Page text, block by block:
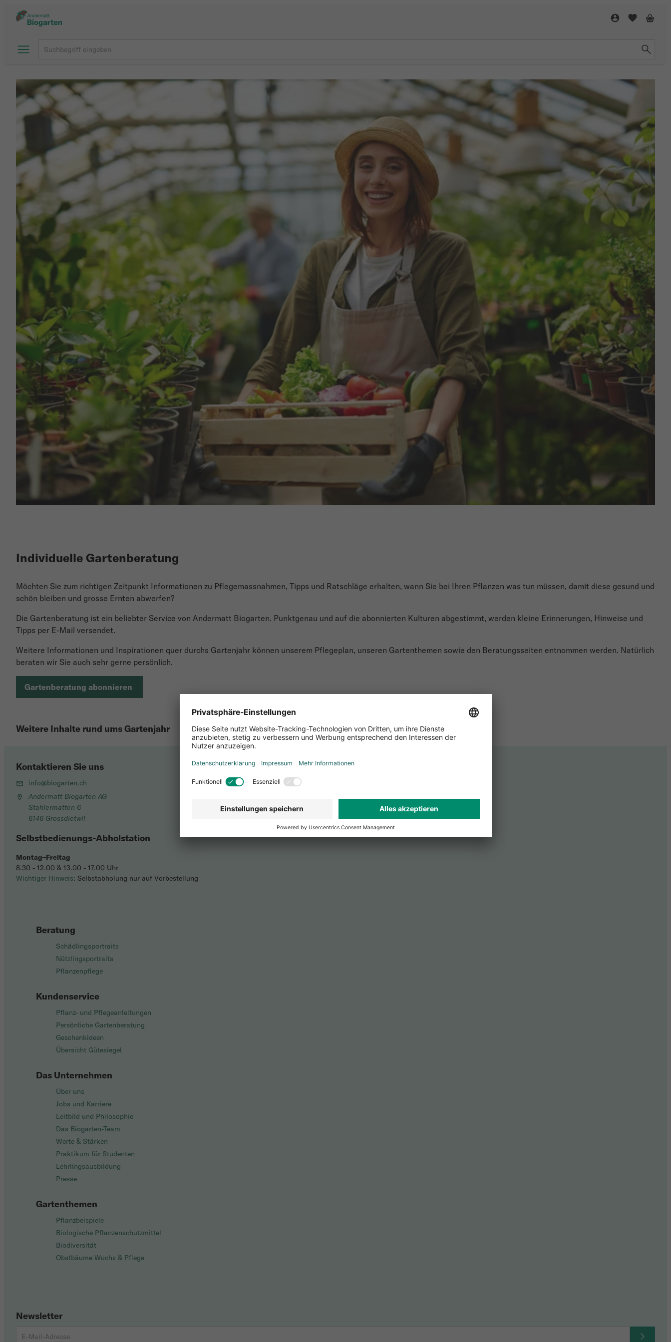
Individuelle Gartenberatung
Möchten Sie zum richtigen Zeitpunkt Informationen zu Pflegemassnahmen, Tipps und Ratschläge erhalten, wann Sie bei Ihren Pflanzen was tun müssen, damit diese gesund und
schön bleiben und grosse Ernten abwerfen?
Die Gartenberatung ist ein beliebter Service von Andermatt Biogarten. Punktgenau und auf die abonnierten Kulturen abgestimmt, werden kleine Erinnerungen, Hinweise und
Tipps per E-Mail versendet.
Weitere Informationen und Inspirationen quer durchs Gartenjahr können unserem Pflegeplan, unseren Gartenthemen sowie den Beratungsseiten entnommen werden. Natürlich
beraten wir Sie auch sehr gerne persönlich.
Gartenberatung abonnieren
Weitere Inhalte rund ums Gartenjahr
Beratung
Schädlingsportraits
Nützlingsportraits
Pflanzenpflege
Kundenservice
Pflanz- und Pflegeanleitungen
Persönliche Gartenberatung
Geschenkideen
Übersicht Gütesiegel
Das Unternehmen
Über uns
Jobs und Karriere
Leitbild und Philosophie
Das Biogarten-Team
Werte & Stärken
Praktikum für Studenten
Lehrlingsausbildung
Presse
Gartenthemen
Pflanzbeispiele
Biologische Pflanzenschutzmittel
Biodiversität
Obstbäume Wuchs & Pflege
Newsletter
Kontaktieren Sie uns
info@biogarten.ch
Andermatt Biogarten AG
Stahlermatten 6
6146 Grossdietwil
Selbstbedienungs-Abholstation
Montag–Freitag
8.30 - 12.00 & 13.00 - 17.00 Uhr
Wichtiger Hinweis: Selbstabholung nur auf Vorbestellung